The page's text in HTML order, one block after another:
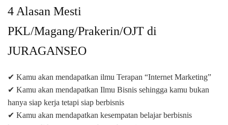
4 Alasan Mesti
PKL/Magang/Prakerin/OJT di
JURAGANSEO
✔ Kamu akan mendapatkan ilmu Terapan “Internet Marketing”
✔ Kamu akan mendapatkan Ilmu Bisnis sehingga kamu bukan
hanya siap kerja tetapi siap berbisnis
✔ Kamu akan mendapatkan kesempatan belajar berbisnis